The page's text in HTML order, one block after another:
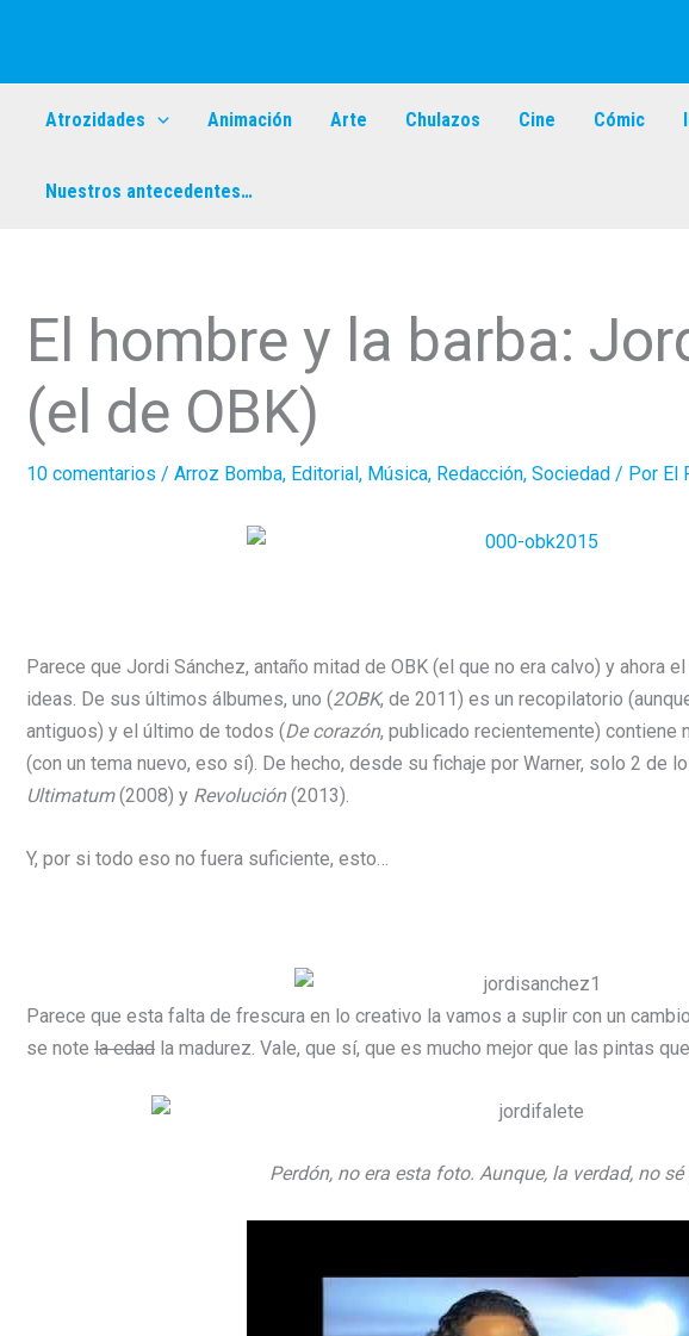
contenido
Atrozidades
Animación Arte Chulazos Cine Cómic
Nuestros antecedentes…
El hombre y la barba:
(el de OBK)
10 comentarios / Arroz Bomba, Editorial, Música, Redacción, Sociedad / Por El
Parece que Jordi Sánchez, antaño mitad de OBK (el que no era calvo) y ahora
ideas. De sus últimos álbumes, uno (2OBK, de 2011) es un recopilatorio
antiguos) y el último de todos (De corazón, publicado recientemente) contiene
(con un tema nuevo, eso sí). De hecho, desde su fichaje por Warner, solo 2 de
Ultimatum(2008) y Revolución(2013).
Y, por si todo eso no fuera suficiente, esto…
Parece que esta falta de frescura en lo creativo la vamos a suplir con un
se note la edad la madurez. Vale, que sí, que es mucho mejor que las pintas
Perdón, no era esta foto. Aunque, la verdad, no sé